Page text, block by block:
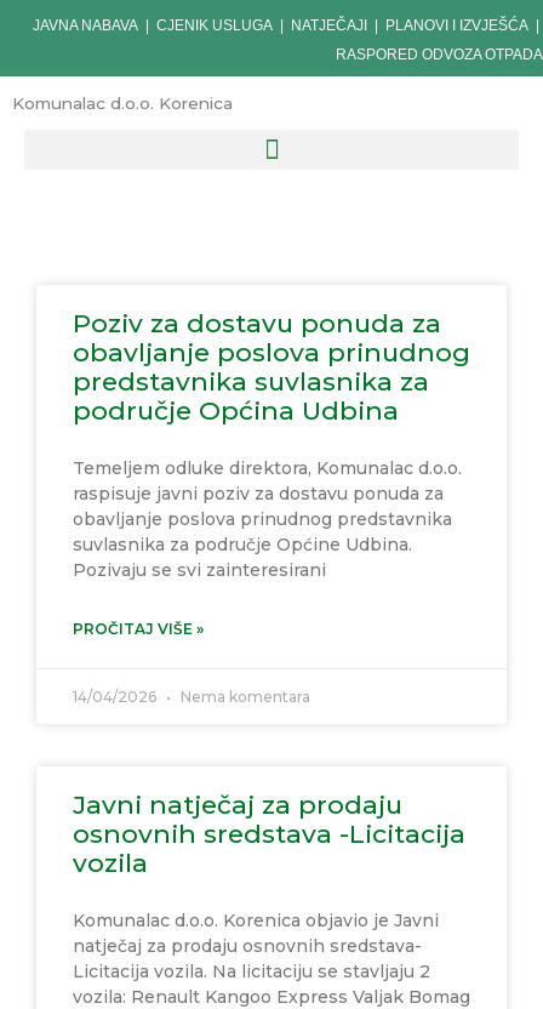
JAVNA NABAVA CJENIK USLUGA NATJEČAJI PLANOVI I IZVJEŠĆA
RASPORED ODVOZA OTPADA
Komunalac d.o.o. Korenica
Poziv za dostavu ponuda za
obavljanje poslova prinudnog
predstavnika suvlasnika za
područje Općina Udbina
Temeljem odluke direktora, Komunalac d.o.o.
raspisuje javni poziv za dostavu ponuda za
obavljanje poslova prinudnog predstavnika
suvlasnika za područje Općine Udbina.
Pozivaju se svi zainteresirani
PROČITAJ VIŠE »
14/04/2026 Nema komentara
Javni natječaj za prodaju
osnovnih sredstava -Licitacija
vozila
Komunalac d.o.o. Korenica objavio je Javni
natječaj za prodaju osnovnih sredstava-
Licitacija vozila. Na licitaciju se stavljaju 2
vozila: Renault Kangoo Express Valjak Bomag